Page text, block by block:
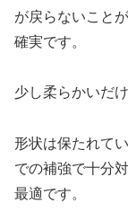
が戻らないこと
確実です。
少し柔らかいだ
形状は保たれて
での補強で十分
最適です。